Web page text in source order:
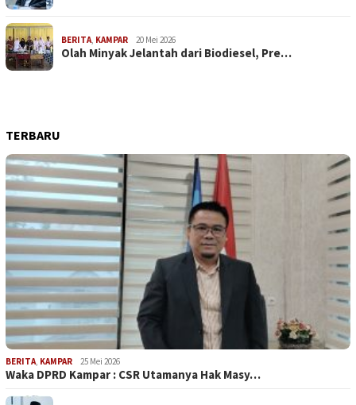
BERITA, KAMPAR 20 Mei 2026
Olah Minyak Jelantah dari Biodiesel, Pre…
TERBARU
BERITA, KAMPAR 25 Mei 2026
Waka DPRD Kampar : CSR Utamanya Hak Masy…